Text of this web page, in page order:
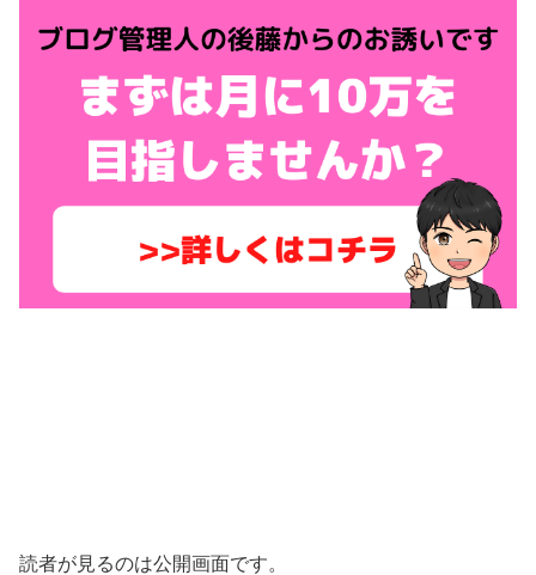
読者が見るのは公開画面です。